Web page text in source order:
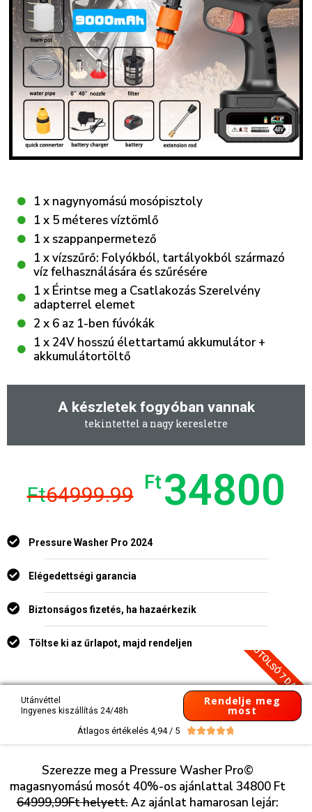
1 x nagynyomású mosópisztoly
1 x 5 méteres víztömlő
1 x szappanpermetező
1 x vízszűrő: Folyókból, tartályokból származó
víz felhasználására és szűrésére
1 x Érintse meg a Csatlakozás Szerelvény
adapterrel elemet
2 x 6 az 1-ben fúvókák
1 x 24V hosszú élettartamú akkumulátor +
akkumulátortöltő
A készletek fogyóban vannak
tekintettel a nagy keresletre
Ft64999.99 Ft34800
Pressure Washer Pro 2024
Elégedettségi garancia
Biztonságos fizetés, ha hazaérkezik
Töltse ki az űrlapot, majd rendeljen
UTOLSÓ 7 DARAB
Utánvéttel
Ingyenes kiszállítás 24/48h
Rendelje meg
most
Átlagos értékelés 4,94 / 5 
Szerezze meg a Pressure Washer Pro©
magasnyomású mosót 40%-os ajánlattal 34800 Ft
64999,99Ft helyett.Az ajánlat hamarosan lejár: